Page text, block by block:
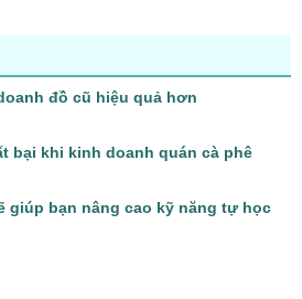
đồ cũ hiệu quả hơn
bại khi kinh doanh quán cà phê
giúp bạn nâng cao kỹ năng tự học